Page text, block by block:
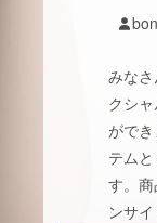
映像
ビジ
まち
みな
クシ
がで
テム
す。
ンサ